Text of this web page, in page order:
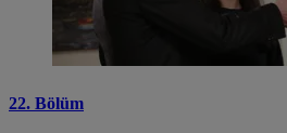
22. Bölüm